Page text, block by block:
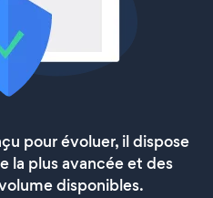
pour évoluer, il dispose
la plus avancée et des
disponibles.